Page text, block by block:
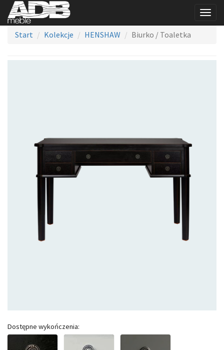
Start
Kolekcje HENSHAW Biurko / Toaletka
Dostępne wykończenia: